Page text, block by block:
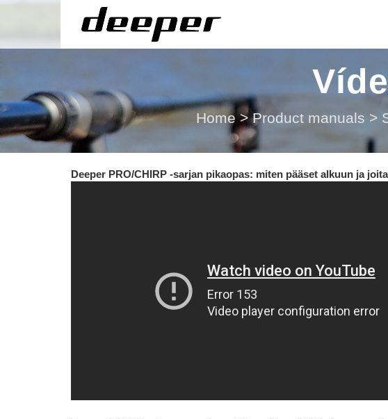
Home > Product manuals >
Deeper PRO/CHIRP -sarjan pikaopas: miten pääset alkuun ja